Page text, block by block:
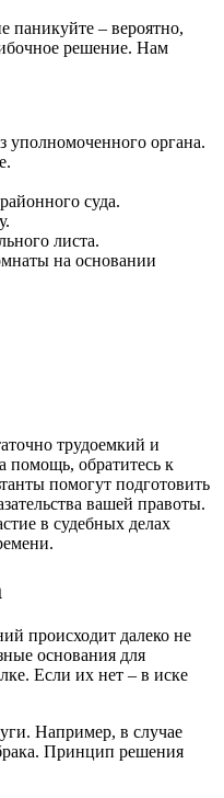
паникуйте – вероятно,
решение. Нам
уполномоченного органа.
суда.
листа.
на основании
трудоемкий и
обратитесь к
помогут подготовить
вашей правоты.
в судебных делах
происходит далеко не
основания для
Если их нет – в иске
Например, в случае
Принцип решения